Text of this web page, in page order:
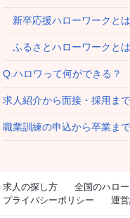
新卒応援ハローワークと
ふるさとハローワークと
Q.ハロワって何ができる？
求人紹介から面接・採用ま
職業訓練の申込から卒業ま
求人の探し方 全国のハロ
プライバシーポリシー
運